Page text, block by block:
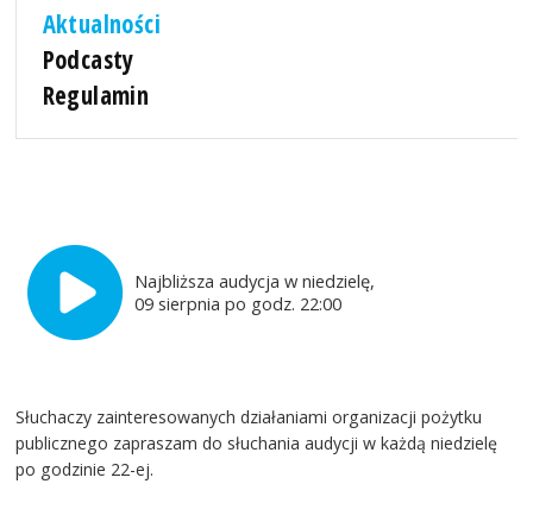
Aktualności
Podcasty
Regulamin
Najbliższa audycja w niedzielę,
09 sierpnia po godz. 22:00
Słuchaczy zainteresowanych działaniami organizacji pożytku
publicznego zapraszam do słuchania audycji w każdą niedzielę
po godzinie 22-ej.